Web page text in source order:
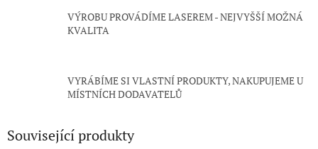
VÝROBU PROVÁDÍME LASEREM - NEJVYŠŠÍ MOŽNÁ
KVALITA
VYRÁBÍME SI VLASTNÍ PRODUKTY, NAKUPUJEME U
MÍSTNÍCH DODAVATELŮ
Související produkty